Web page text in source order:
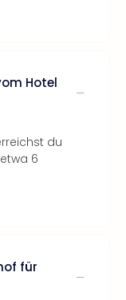
Hotel
du
6
für